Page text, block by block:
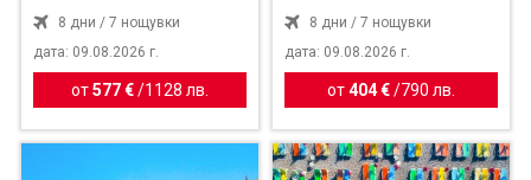
8 дни / 7 нощувки
дата: 09.08.2026 г.
от577 € / 1128 лв.
8 дни / 7 нощувки
дата: 09.08.2026 г.
от404 €/ 790 лв.